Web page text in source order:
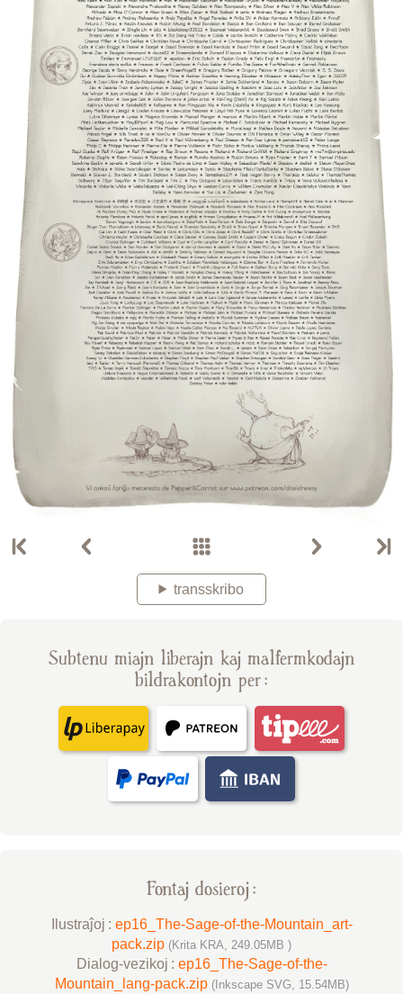
transskribo
Subtenu miajn liberajn kaj malfermkodajn
bildrakontojn per :
Fontaj dosieroj :
Ilustraĵoj : ep16_The-Sage-of-the-Mountain_art-
pack.zip (Krita KRA, 249.05MB )
Dialog-vezikoj : ep16_The-Sage-of-the-
Mountain_lang-pack.zip (Inkscape SVG, 15.54MB)